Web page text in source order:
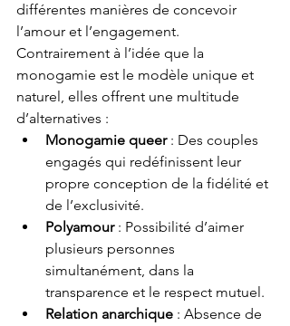
différentes manières de concevoir
l’amour et l’engagement.
Contrairement à l’idée que la
monogamie est le modèle unique et
naturel, elles offrent une multitude
d’alternatives :
Monogamie queer : Des couples
engagés qui redéfinissent leur
propre conception de la fidélité et
de l’exclusivité.
Polyamour : Possibilité d’aimer
plusieurs personnes
simultanément, dans la
transparence et le respect mutuel.
Relation anarchique : Absence de